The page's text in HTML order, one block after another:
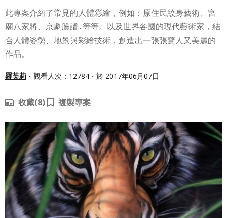
此專案介紹了常見的人體彩繪，例如：原住民紋身藝術、宮
廟八家將、京劇臉譜...等等。以及世界各國的現代藝術家，結
合人體姿勢、地景與彩繪技術，創造出一張張驚人又美麗的
作品。
羅芙莉 ・觀看人次：12784・於 2017年06月07日
收藏(8) 複製專案